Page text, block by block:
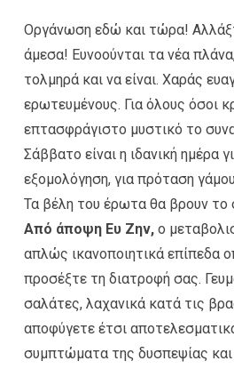
Οργάνωση εδώ και τώρα!
άμεσα! Ευνοούνται τα νέα
τολμηρά και να είναι. Χαράς
ερωτευμένους. Για όλους όσοι
επτασφράγιστο μυστικό το
Σάββατο είναι η ιδανική ημέρα
εξομολόγηση, για πρόταση
Τα βέλη του έρωτα θα βρουν το
Από άποψη Ευ Ζην, ο
απλώς ικανοποιητικά επίπεδα
προσέξτε τη διατροφή σας.
σαλάτες, λαχανικά κατά τις
αποφύγετε έτσι
συμπτώματα της δυσπεψίας